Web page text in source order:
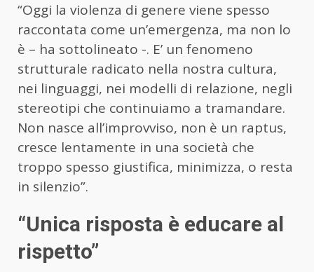
“Oggi la violenza di genere viene spesso
raccontata come un’emergenza, ma non lo
è – ha sottolineato -. E’ un fenomeno
strutturale radicato nella nostra cultura,
nei linguaggi, nei modelli di relazione, negli
stereotipi che continuiamo a tramandare.
Non nasce all’improvviso, non è un raptus,
cresce lentamente in una società che
troppo spesso giustifica, minimizza, o resta
in silenzio”.
“Unica risposta è educare al
rispetto”